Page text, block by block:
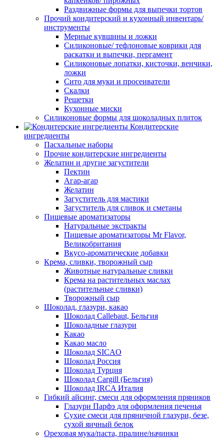
Раздвижные формы для выпечки тортов
Прочий кондитерский и кухонный инвентарь/
инструменты
Мерные кувшины и ложки
Силиконовые/ тефлоновые коврики для
раскатки и выпечки, пергамент
Силиконовые лопатки, кисточки, венчики,
ложки
Сито для муки и просеиватели
Скалки
Решетки
Кухонные миски
Силиконовые формы для шоколадных плиток
Кондитерские
ингредиенты
Пасхальные наборы
Прочие кондитерские ингредиенты
Желатин и другие загустители
Пектин
Агар-агар
Желатин
Загуститель для мастики
Загуститель для сливок и сметаны
Пищевые ароматизаторы
Натуральные экстракты
Пищевые ароматизаторы Mr Flavor,
Великобритания
Вкусо-ароматические добавки
Крема, сливки, творожный сыр
Животные натуральные сливки
Крема на растительных маслах
(растительные сливки)
Творожный сыр
Шоколад, глазури, какао
Шоколад Callebaut, Бельгия
Шоколадные глазури
Какао
Какао масло
Шоколад SICAO
Шоколад Россия
Шоколад Турция
Шоколад Cargill (Бельгия)
Шоколад IRCA Италия
Гибкий айсинг, смеси для оформления пряников
Глазури Парфэ для оформления печенья
Сухие смеси для пряничной глазури, безе,
сухой яичный белок
Ореховая мука/паста, пралине/начинки